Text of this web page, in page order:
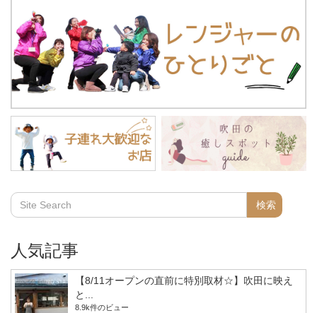
人気記事
【8/11オープンの直前に特別取材☆】吹田に映え
と...
8.9k件のビュー